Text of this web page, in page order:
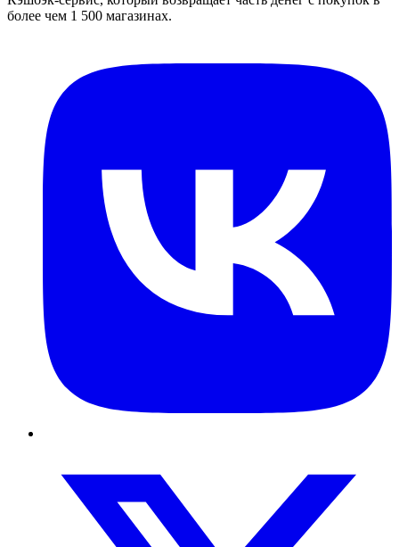
более чем 1 500 магазинах.